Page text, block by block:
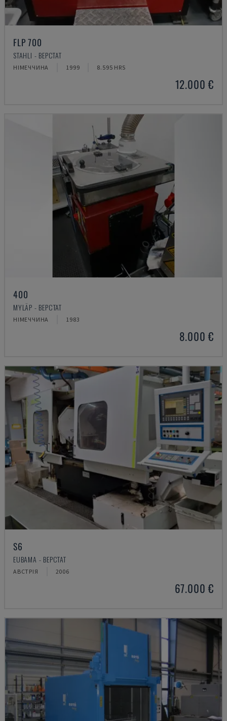
FLP 700
STAHLI - ВЕРСТАТ
НІМЕЧЧИНА 1999 8.595 HRS
12.000 €
400
MYLÄP - ВЕРСТАТ
НІМЕЧЧИНА 1983
8.000 €
S6
EUBAMA - ВЕРСТАТ
АВСТРІЯ 2006
67.000 €